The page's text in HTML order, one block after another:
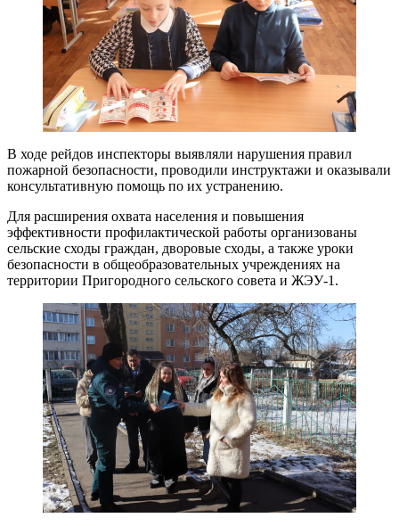
В ходе рейдов инспекторы выявляли нарушения правил
пожарной безопасности, проводили инструктажи и оказывали
консультативную помощь по их устранению.
Для расширения охвата населения и повышения
эффективности профилактической работы организованы
сельские сходы граждан, дворовые сходы, а также уроки
безопасности в общеобразовательных учреждениях на
территории Пригородного сельского совета и ЖЭУ-1.